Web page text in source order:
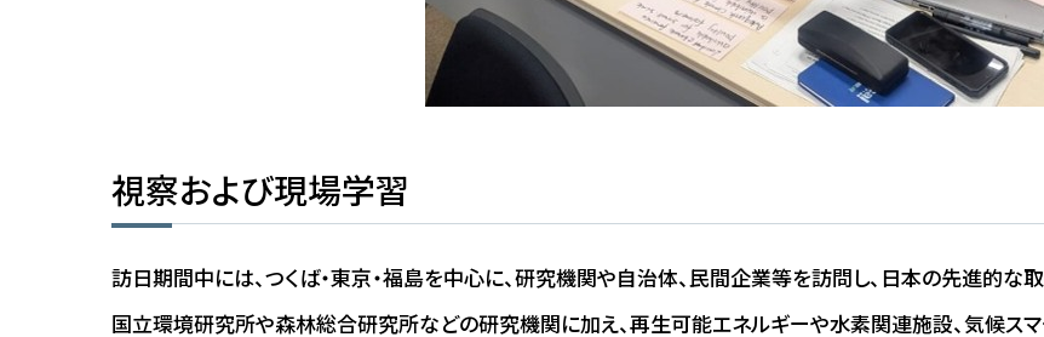
視察および現場学習
訪日期間中には、つくば・東京・福島を中心に、研究機関や自治体、民間企業等を訪問し、日本の先進的な
国立環境研究所や森林総合研究所などの研究機関に加え、再生可能エネルギーや水素関連施設、気候ス